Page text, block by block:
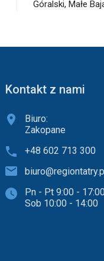
Góralski, Małe
Kontakt z nami
Biuro:
Zakopane
+48 602 713 300
biuro@regiontatry.pl
Pn - Pt 9:00 -
Sob 10:00 - 14:00